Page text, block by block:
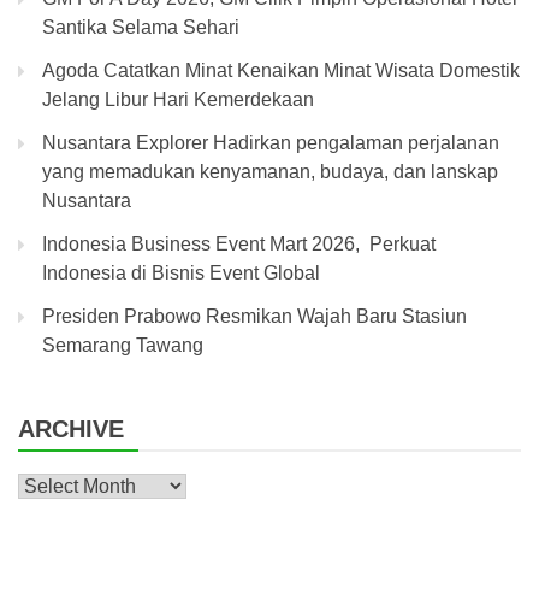
Santika Selama Sehari
Agoda Catatkan Minat Kenaikan Minat Wisata Domestik
Jelang Libur Hari Kemerdekaan
Nusantara Explorer Hadirkan pengalaman perjalanan
yang memadukan kenyamanan, budaya, dan lanskap
Nusantara
Indonesia Business Event Mart 2026, Perkuat
Indonesia di Bisnis Event Global
Presiden Prabowo Resmikan Wajah Baru Stasiun
Semarang Tawang
ARCHIVE
Archive